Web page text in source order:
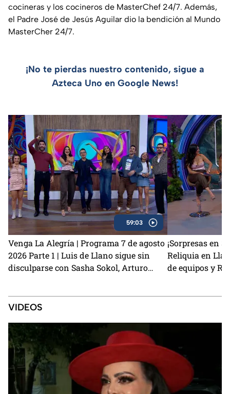
cocineras y los cocineros de MasterChef 24/7. Además,
el Padre José de Jesús Aguilar dio la bendición al Mundo
MasterCher 24/7.
¡No te pierdas nuestro contenido, sigue a
Azteca Uno en Google News!
59:03
Venga La Alegría | Programa 7 de agosto
2026 Parte 1 | Luis de Llano sigue sin
disculparse con Sasha Sokol, Arturo
café
¡Sorpresas en
Reliquia en
de equipos y
VIDEOS